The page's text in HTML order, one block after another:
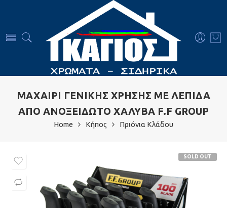
ΜΑΧΑΙΡΙ ΓΕΝΙΚΗΣ ΧΡΗΣΗΣ ΜΕ ΛΕΠΙΔΑ
ΑΠΟ ΑΝΟΞΕΙΔΩΤΟ ΧΑΛΥΒΑ F.F GROUP
Home Κήπος Πριόνια Κλάδου
SOLD OUT